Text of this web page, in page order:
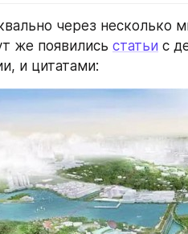
через несколько
же появились статьи с
и цитатами: